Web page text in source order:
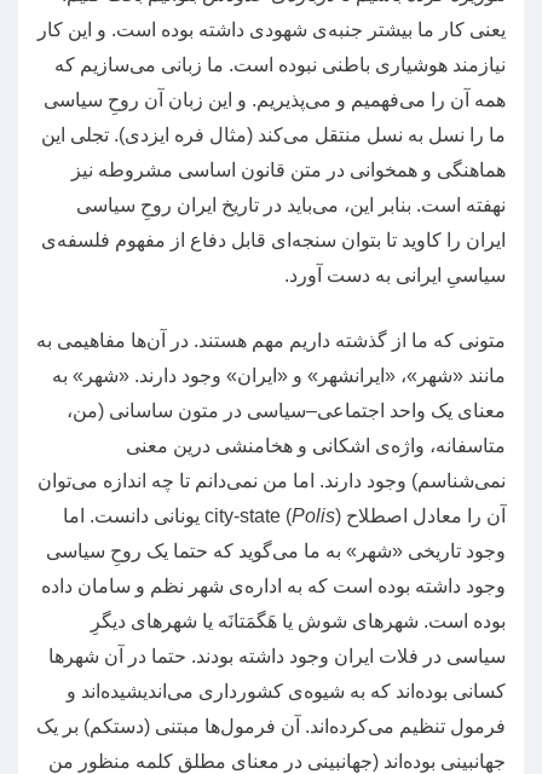
یعنی کار ما بیشتر جنبه‌ی شهودی داشته بوده است. و این کار
نیازمند هوشیاری باطنی نبوده است. ما زبانی می‌سازیم که
همه آن را می‌فهمیم و می‌پذیریم. و این زبان آن روحِ سیاسی
ما را نسل به نسل منتقل می‌کند (مثال فره ایزدی). تجلی این
هماهنگی و همخوانی در متن قانون اساسی مشروطه نیز
نهفته است. بنابر این، می‌باید در تاریخ ایران روحِ سیاسی
ایران را کاوید تا بتوان سنجه‌ای قابل دفاع از مفهوم فلسفه‌ی
سیاسیِ ایرانی به دست آورد.
متونی که ما از گذشته داریم مهم هستند. در آن‌ها مفاهیمی به
مانند «شهر »، « ایرانشهر » و « ایران» وجود دارند. «شهر » به
معنای یک واحد اجتماعی–سیاسی در متون ساسانی (من،
متاسفانه، واژه‌ی اشکانی و هخامنشی درین معنی
نمی‌شناسم) وجود دارند. اما من نمی‌دانم تا چه اندازه می‌توان
آن را معادل اصطلاح
city-state (Polis) یونانی دانست. اما
وجود تاریخی «شهر » به ما می‌گوید که حتما یک روحِ سیاسی
وجود داشته بوده است که به اداره‌ی شهر نظم و سامان داده
بوده است. شهرهای شوش یا هَگمَتانَه یا شهرهای دیگرِ
سیاسی در فلات ایران وجود داشته بودند. حتما در آن شهرها
کسانی ‌بوده‌اند که به شیوه‌ی کشورداری می‌اندیشیده‌اند و
فرمول تنظیم می‌کرده‌اند. آن فرمول‌ها مبتنی (دستکم) بر یک
جهانبینی بوده‌اند (جهانبینی در معنای مطلق کلمه منظور من